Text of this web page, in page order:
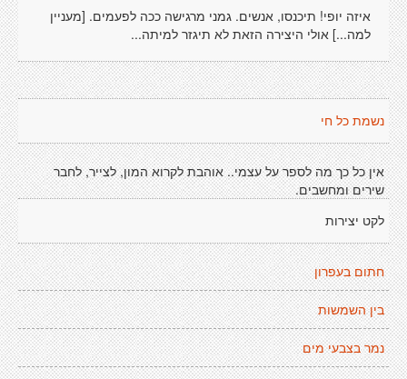
איזה יופי! תיכנסו, אנשים. גמני מרגישה ככה לפעמים. [מעניין
למה...] אולי היצירה הזאת לא תיגזר למיתה...
נשמת כל חי
אין כל כך מה לספר על עצמי.. אוהבת לקרוא המון, לצייר, לחבר
שירים ומחשבים.
לקט יצירות
חתום בעפרון
בין השמשות
נמר בצבעי מים